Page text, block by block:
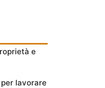
e
lavorare